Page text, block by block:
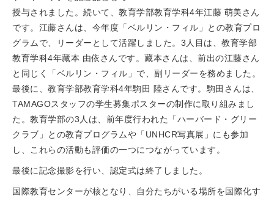
授与されました。続いて、教育学部教育学科4年江藤 萌美さん
です。江藤さんは、今年度「ベルリン・フィル」との教育プロ
グラムで、リーダーとして活躍しました。3人目は、教育学部
教育学科4年藏本 由依さんです。藏本さんは、前出の江藤さん
と同じく「ベルリン・フィル」で、副リーダーを務めました。
最後に、教育学部教育学科4年駒田 陸さんです。駒田さんは、
TAMAGOスタッフの学生募集ポスターの制作に取り組みまし
た。教育学部の3人は、前年度行われた「ハーバード・グリー
クラブ」との教育プログラムや「UNHCR写真展」にも参加
し、これらの活動も評価の一つにつながっています。
最後に記念撮影を行い、認定式は終了しました。
国際教育センターが核となり、自分たちがいる場所を国際化す